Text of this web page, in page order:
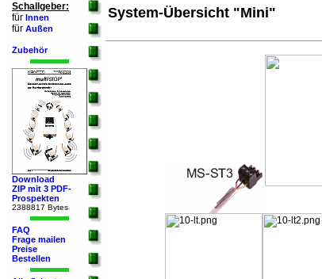
Schallgeber:
für Innen
für Außen
Zubehör
Download
ZIP mit 3 PDF-
Prospekten
2388817 Bytes
FAQ
Frage mailen
Preise
Bestellen
System-Übersicht "Mini"